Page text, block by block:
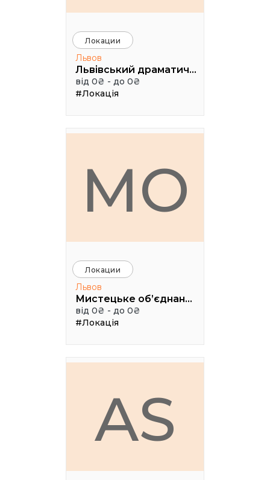
Локации
Львов
Львівський драматичний театр ім. Лесі Українки
від 0₴ - до 0₴
#Локація
МО
Локации
Львов
Мистецьке об’єднання "Дзига"
від 0₴ - до 0₴
#Локація
AS